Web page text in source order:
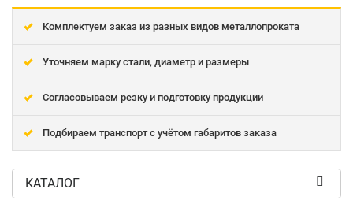
Комплектуем заказ из разных видов металлопроката
Уточняем марку стали, диаметр и размеры
Согласовываем резку и подготовку продукции
Подбираем транспорт с учётом габаритов заказа
КАТАЛОГ